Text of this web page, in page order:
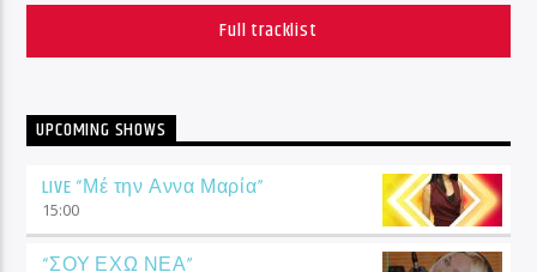
Full tracklist
UPCOMING SHOWS
LIVE “Μέ την Αννα Μαρία”
15:00
“ΣΟΥ ΕΧΩ ΝΕΑ”